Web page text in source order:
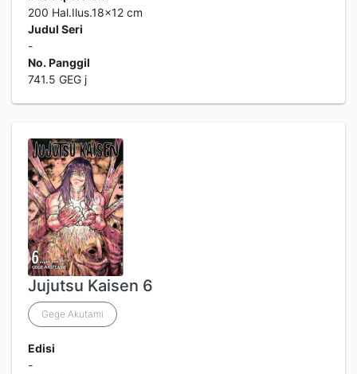
200 Hal.Ilus.18x12 cm
Judul Seri
-
No. Panggil
741.5 GEG j
Jujutsu Kaisen 6
Gege Akutami
Edisi
-